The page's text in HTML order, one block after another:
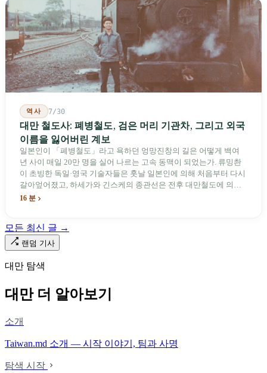
역사 7/30
대만 철도사: 폐병철도, 검은 머리 기관차, 그리고 외국
이름을 잃어버린 계보
일본인이 「폐병철도」라고 욕하던 엉망진창의 길은 어떻게 백여
년 사이 매일 20만 명을 실어 나르는 고속 동맥이 되었는가. 류밍촨
이 초빙한 독일·영국 기술자들은 훗날 일본인에 의해 처음부터 다시
갈아엎어졌고, 하세가와 긴스케의 종관선은 전후 대만철도에 의해
이름과 번호가 바뀌었다. 세대마다 앞선 세대의 기록을 주석으로 밀
다. 마침내 푸유마·타로코 세대에 이르러서야 원주민 지명이 다시 철
로 위에 깔렸다.
16 분
모든 최신 글 →
랜덤 기사
대만 탐색
대만 더 알아보기
소개
Taiwan.md 소개 — 시작 이야기, 팀과 사명
탐색 시작